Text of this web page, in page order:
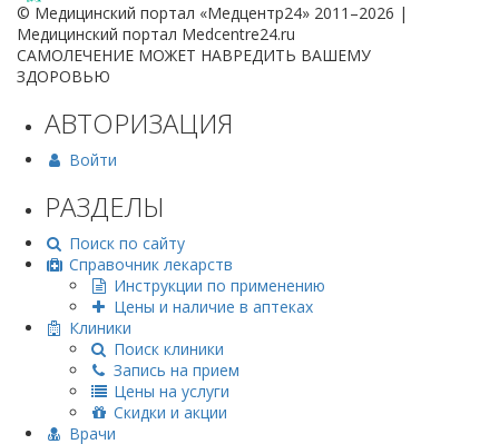
© Медицинский портал «Медцентр24» 2011–2026 |
Медицинский портал Medcentre24.ru
САМОЛЕЧЕНИЕ МОЖЕТ НАВРЕДИТЬ ВАШЕМУ
ЗДОРОВЬЮ
АВТОРИЗАЦИЯ
Войти
РАЗДЕЛЫ
Поиск по сайту
Справочник лекарств
Инструкции по применению
Цены и наличие в аптеках
Клиники
Поиск клиники
Запись на прием
Цены на услуги
Скидки и акции
Врачи